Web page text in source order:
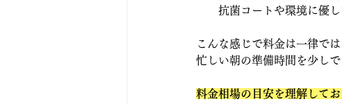
抗菌コートや環境に優
こんな感じで料金は一律で
忙しい朝の準備時間を少し
料金相場の目安を理解して